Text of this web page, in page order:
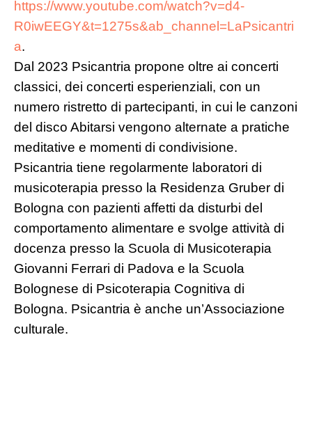
https://www.youtube.com/watch?v=d4-
R0iwEEGY&t=1275s&ab_channel=LaPsicantri
a.
Dal 2023 Psicantria propone oltre ai concerti
classici, dei concerti esperienziali, con un
numero ristretto di partecipanti, in cui le canzoni
del disco Abitarsi vengono alternate a pratiche
meditative e momenti di condivisione.
Psicantria tiene regolarmente laboratori di
musicoterapia presso la Residenza Gruber di
Bologna con pazienti affetti da disturbi del
comportamento alimentare e svolge attività di
docenza presso la Scuola di Musicoterapia
Giovanni Ferrari di Padova e la Scuola
Bolognese di Psicoterapia Cognitiva di
Bologna. Psicantria è anche un’Associazione
culturale.